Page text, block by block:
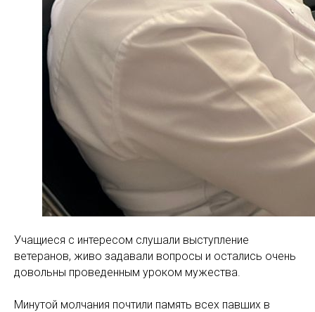
Учащиеся с интересом слушали выступление
ветеранов, живо задавали вопросы и остались очень
довольны проведенным уроком мужества.
Минутой молчания почтили память всех павших в